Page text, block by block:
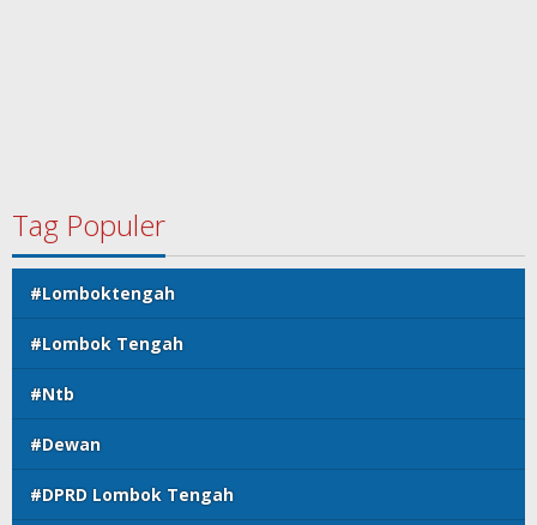
Tag Populer
#Lomboktengah
#Lombok Tengah
#Ntb
#Dewan
#DPRD Lombok Tengah